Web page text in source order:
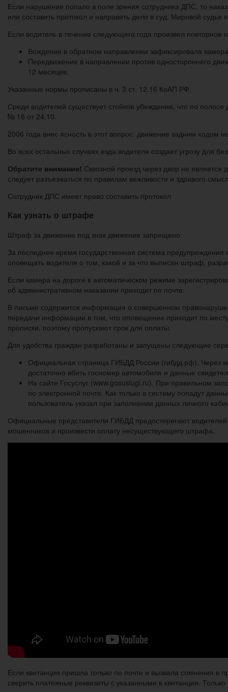
Если нарушение попало в поле зрения сотрудника ДПС, то
или составить протокол и направить дело в суд. Мировой
Если водитель в течение следующего года произвел повторное
Вождение в обратном направлении зафиксировала
Передвижение в направлении против одностороннего
12 месяцев.
Указанные нормы прописаны в ч. 3 ст. 12.16 КоАП РФ.
Среди водителей существует стойкое убеждение, что по
№ 18 от 24.10.
2006 года внес ясность в этот вопрос: движение задним ходом
Во всех остальных случаях езда водителя создает угрозу для
Обратите внимание! Сквозной проезд через двор не
следует разъезжаться по правилам вежливости и здравого
Сотрудник ДПС имеет право составить протокол
Как узнать о штрафе
Штраф за движение под знак движение запрещено
За последнее время государственная система
оповещать водителя о том, какой и за что выписан штраф,
Если камера на дороге в автоматическом режиме
об административном наказании приходит по почте.
В письме содержится информация о совершенном
передачи информации в том, что оповещение приходит по
прописки, поэтому пропускают срок для оплаты.
Для удобства граждан разработаны и запущены следующие
Официальная страница ГИБДД России (гибдд.рф). Через
достаточно вбить госномер автомобиля и данные
На сайте Госуслуг (www.gosuslugi.ru). При правильном
по электронной почте. Как только в систему попадут
пользователь указал при заполнении данных личного
Официальные представители ГИБДД предостерегают
мошенников и произвести оплату несуществующего штрафа.
Если квитанция пришла только по почте и вызвала сомнения в
сверить платежные реквизиты с указанными в квитанции.